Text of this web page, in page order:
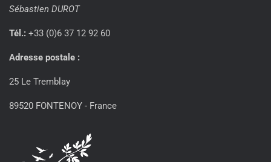
Sébastien DUROT
Tél.: +33 (0)6 37 12 92 60
Adresse postale :
25 Le Tremblay
89520 FONTENOY - France